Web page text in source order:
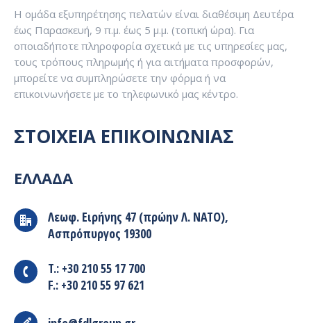
Η ομάδα εξυπηρέτησης πελατών είναι διαθέσιμη Δευτέρα
έως Παρασκευή, 9 π.μ. έως 5 μ.μ. (τοπική ώρα). Για
οποιαδήποτε πληροφορία σχετικά με τις υπηρεσίες μας,
τους τρόπους πληρωμής ή για αιτήματα προσφορών,
μπορείτε να συμπληρώσετε την φόρμα ή να
επικοινωνήσετε με το τηλεφωνικό μας κέντρο.
ΣΤΟΙΧΕΙΑ ΕΠΙΚΟΙΝΩΝΙΑΣ
ΕΛΛΑΔΑ
Λεωφ. Ειρήνης 47 (πρώην Λ. ΝΑΤΟ),
Ασπρόπυργος 19300
T.: +30 210 55 17 700
F.: +30 210 55 97 621